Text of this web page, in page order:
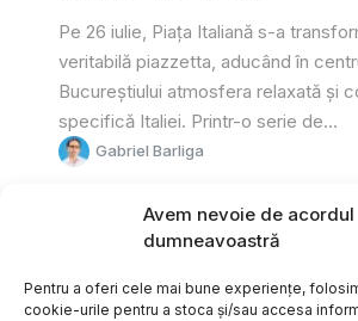
Avem nevoie de acordul
dumneavoastră
Pentru a oferi cele mai bune experiențe,
cookie-urile pentru a stoca și/sau accesa
Pe 26 iulie, Piața Italiană s-a
veritabilă piazzetta, aducând în
Bucureștiului atmosfera relaxată și
specifică Italiei. Printr-o serie de...
Gabriel Barliga